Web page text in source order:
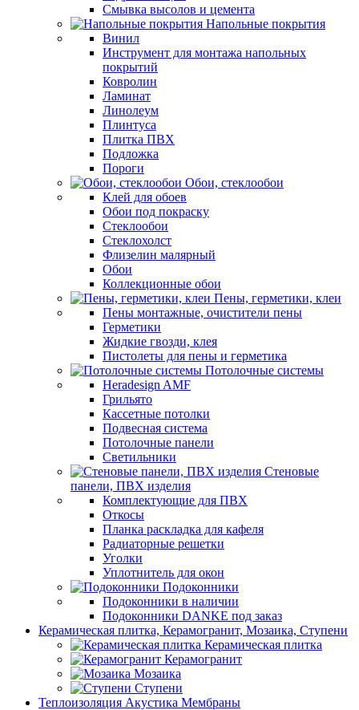
Смывка высолов и цемента
Напольные покрытия
Винил
Инструмент для монтажа напольных
покрытий
Ковролин
Ламинат
Линолеум
Плинтуса
Плитка ПВХ
Подложка
Пороги
Обои, стеклообои
Клей для обоев
Обои под покраску
Стеклообои
Стеклохолст
Флизелин малярный
Обои
Коллекционные обои
Пены, герметики, клеи
Пены монтажные, очистители пены
Герметики
Жидкие гвозди, клея
Пистолеты для пены и герметика
Потолочные системы
Heradesign AMF
Грильято
Кассетные потолки
Подвесная система
Потолочные панели
Светильники
Стеновые
панели, ПВХ изделия
Комплектующие для ПВХ
Откосы
Планка раскладка для кафеля
Радиаторные решетки
Уголки
Уплотнитель для окон
Подоконники
Подоконники в наличии
Подоконники DANKE под заказ
Керамическая плитка, Керамогранит, Мозаика, Ступени
Керамическая плитка
Керамогранит
Мозаика
Ступени
Теплоизоляция Акустика Мембраны